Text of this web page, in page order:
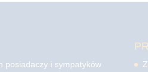
posiadaczy i sympatyków